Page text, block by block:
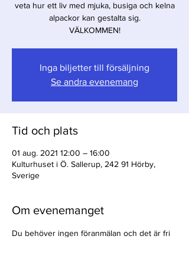
veta hur ett liv med mjuka, busiga och kelna
alpackor kan gestalta sig.
VÄLKOMMEN!
Inga biljetter till försäljning
Se andra evenemang
Tid och plats
01 aug. 2021 12:00 – 16:00
Kulturhuset i Ö. Sallerup, 242 91 Hörby,
Sverige
Om evenemanget
Du behöver ingen föranmälan och det är fri